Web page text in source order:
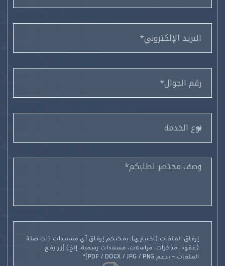
إرفاق الملفات (اختياري): يمكنكم إرفاق أي مستندات ذات صلة
(عقود، مذكرات، مراسلات، مستندات رسمية، إلخ) [زر رفع
الملفات – يدعم PDF / DOCX / JPG / PNG]*